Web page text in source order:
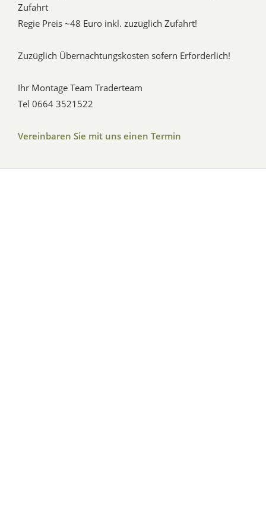
Zufahrt
Regie Preis ~48 Euro inkl. zuzüglich Zufahrt!
Zuzüglich Übernachtungskosten sofern Erforderlich!
Ihr Montage Team Traderteam
Tel 0664 3521522
Vereinbaren Sie mit uns einen Termin